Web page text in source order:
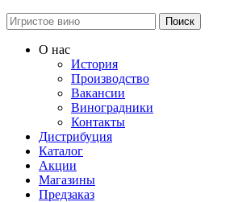
Поиск
О нас
История
Производство
Вакансии
Виноградники
Контакты
Дистрибуция
Каталог
Акции
Магазины
Предзаказ